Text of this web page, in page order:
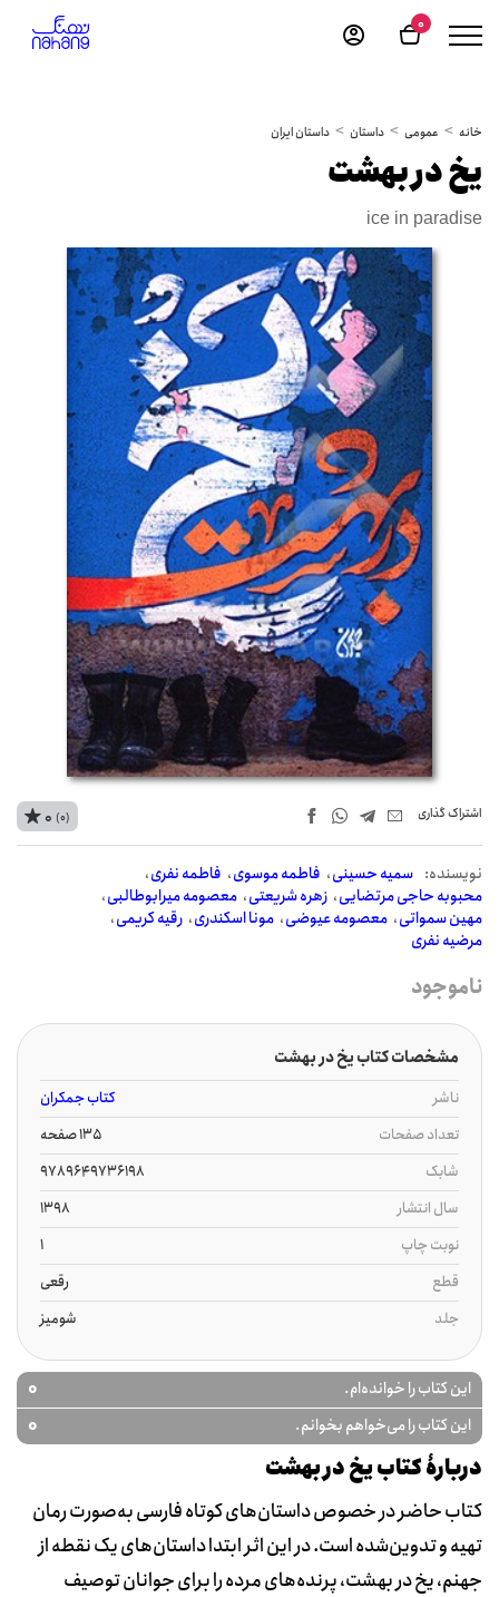
0
خانه عمومی داستان داستان ایران
یخ در بهشت
ice in paradise
اشتراک‌ گذاری
نويسنده: سمیه حسینی فاطمه موسوی فاطمه نفری
محبوبه حاجی مرتضایی زهره شریعتی معصومه میرابوطالبی
مهین سمواتی معصومه عیوضی مونا اسکندری رقیه کریمی
مرضیه نفری
0 (0)
ناموجود
مشخصات کتاب یخ در بهشت
ناشر
کتاب جمکران
تعداد صفحات
135 صفحه
شابک
9789649736198
سال انتشار
1398
نوبت چاپ
1
قطع
رقعی
جلد
شومیز
این کتاب را خوانده‌ام. 0
این کتاب را می‌خواهم بخوانم. 0
دربارۀ کتاب یخ در بهشت
کتاب حاضر در خصوص داستان‌های کوتاه فارسی به‌صورت رمان
تهیه و تدوین‌شده است. در این اثر ابتدا داستان‌های یک نقطه از
جهنم، یخ در بهشت، پرنده‌های مرده را برای جوانان توصیف